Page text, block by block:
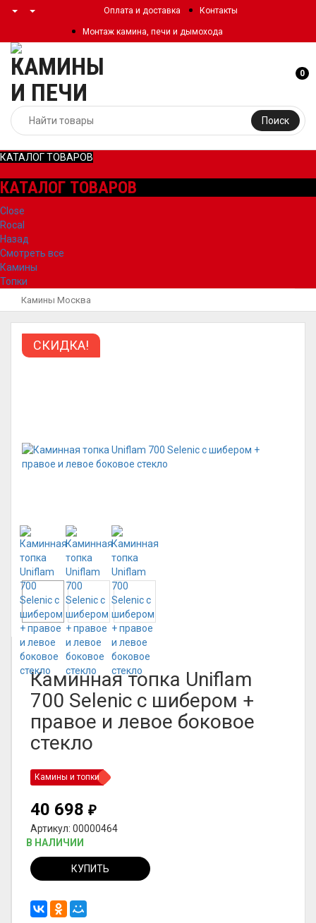
Оплата и доставка Контакты
Монтаж камина, печи и дымохода
Поиск
0
КАТАЛОГ ТОВАРОВ
КАТАЛОГ ТОВАРОВ
Close
Rocal
Назад
Смотреть все
Камины
Топки
Камины Москва
СКИДКА!
Каминная топка Uniflam
700 Selenic с шибером +
правое и левое боковое
стекло
Камины и топки
40 698 ₽
Артикул: 00000464
В НАЛИЧИИ
КУПИТЬ